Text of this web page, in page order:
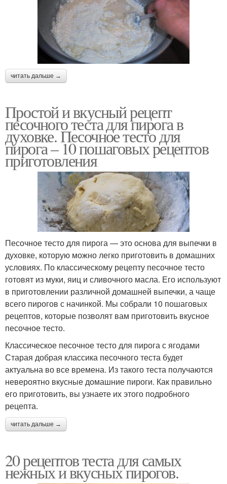
читать дальше →
Простой и вкусный рецепт
песочного теста для пирога в
духовке. Песочное тесто для
пирога – 10 пошаговых рецептов
приготовления
Песочное тесто для пирога — это основа для выпечки в
духовке, которую можно легко приготовить в домашних
условиях. По классическому рецепту песочное тесто
готовят из муки, яиц и сливочного масла. Его используют
в приготовлении различной домашней выпечки, а чаще
всего пирогов с начинкой. Мы собрали 10 пошаговых
рецептов, которые позволят вам приготовить вкусное
песочное тесто.
Классическое песочное тесто для пирога с ягодами
Старая добрая классика песочного теста будет
актуальна во все времена. Из такого теста получаются
невероятно вкусные домашние пироги. Как правильно
его приготовить, вы узнаете их этого подробного
рецепта.
читать дальше →
20 рецептов теста для самых
нежных и вкусных пирогов.